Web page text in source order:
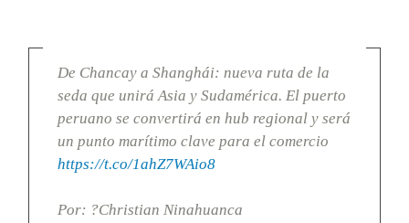
De Chancay a Shanghái: nueva ruta de la
seda que unirá Asia y Sudamérica. El puerto
peruano se convertirá en hub regional y será
un punto marítimo clave para el comercio
https://t.co/1ahZ7WAio8
Por: ?Christian Ninahuanca